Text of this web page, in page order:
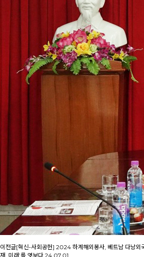
이전글[혁신-사회공헌] 2024 하계해외봉사, 베트남 다낭외
재, 미래’를 엿보다 24.07.01